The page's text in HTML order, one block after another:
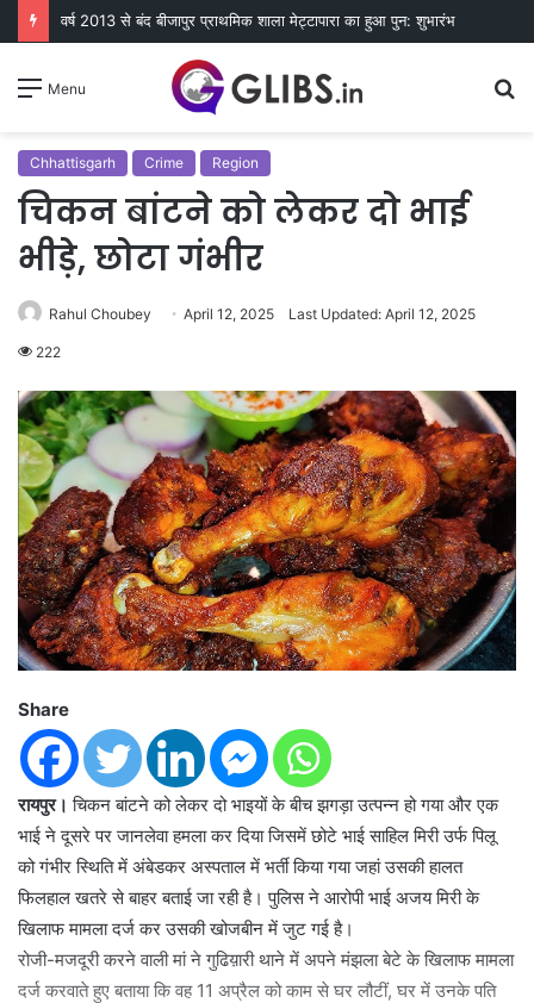
वर्ष 2013 से बंद बीजापुर प्राथमिक शाला मेट्टापारा का हुआ पुन: शुभारंभ
Menu
Chhattisgarh Crime Region
चिकन बांटने को लेकर दो भाई
भीड़े, छोटा गंभीर
Rahul Choubey April 12, 2025 Last Updated: April 12, 2025
222
Share
रायपुर। चिकन बांटने को लेकर दो भाइयों के बीच झगड़ा उत्पन्न हो गया और एक
भाई ने दूसरे पर जानलेवा हमला कर दिया जिसमें छोटे भाई साहिल मिरी उर्फ पिलू
को गंभीर स्थिति में अंबेडकर अस्पताल में भर्ती किया गया जहां उसकी हालत
फिलहाल खतरे से बाहर बताई जा रही है। पुलिस ने आरोपी भाई अजय मिरी के
खिलाफ मामला दर्ज कर उसकी खोजबीन में जुट गई है।
रोजी-मजदूरी करने वाली मां ने गुढिय़ारी थाने में अपने मंझला बेटे के खिलाफ मामला
दर्ज करवाते हुए बताया कि वह 11 अप्रैल को काम से घर लौटीं, घर में उनके पति